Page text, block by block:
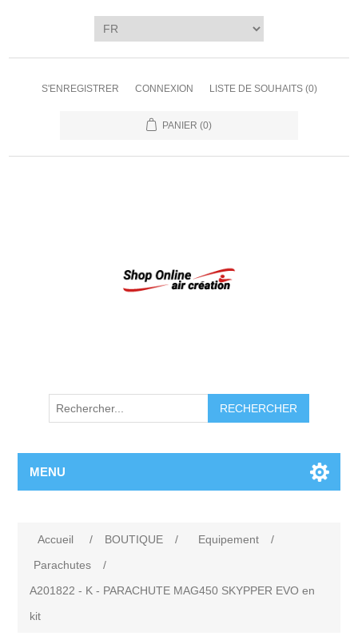
S'ENREGISTRER CONNEXION LISTE DE SOUHAITS (0)
PANIER (0)
RECHERCHER
MENU
Accueil / BOUTIQUE / Equipement
/
Parachutes
/
A201822 - K - PARACHUTE MAG450 SKYPPER EVO en
kit